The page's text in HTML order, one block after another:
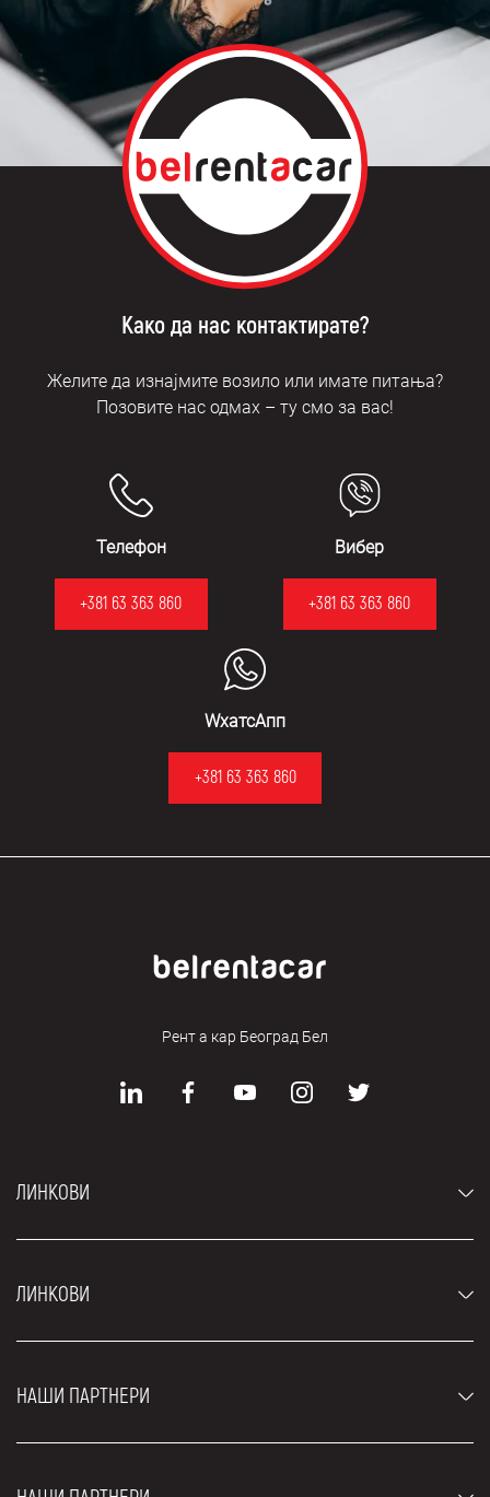
Како да нас контактирате?
Желите да изнајмите возило или имате питања?
Позовите нас одмах – ту смо за вас!
Телефон
+381 63 363 860
Вибер
+381 63 363 860
WхатсАпп
+381 63 363 860
Рент а кар Београд Бел
ЛИНКОВИ
Луксузни аутомобили
ЛИНКОВИ
Блог
НАШИ ПАРТНЕРИ